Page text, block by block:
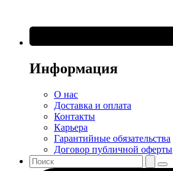
Информация
О нас
Доставка и оплата
Контакты
Карьера
Гарантийные обязательства
Договор публичной оферты